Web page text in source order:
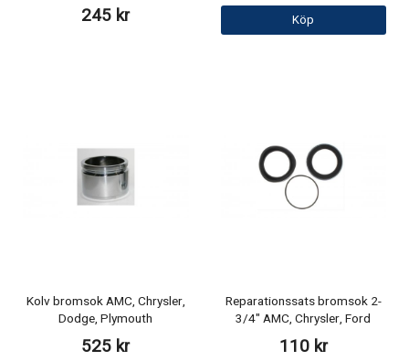
245 kr Köp
Kolv bromsok AMC, Chrysler,
Dodge, Plymouth
525 kr
Reparationssats bromsok 2-
3/4" AMC, Chrysler, Ford
110 kr